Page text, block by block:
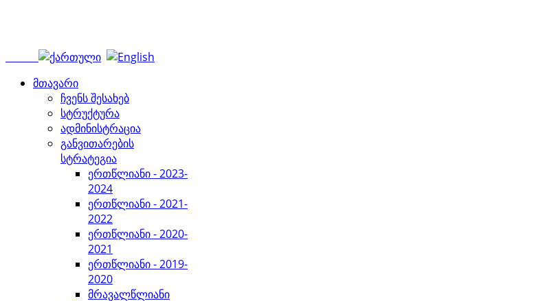
მთავარი
ჩვენს შესახებ
სტრუქტურა
ადმინისტრაცია
განვითარების
სტრატეგია
ერთწლიანი - 2023-
2024
ერთწლიანი - 2021-
2022
ერთწლიანი - 2020-
2021
ერთწლიანი - 2019-
2020
მრავალწლიანი